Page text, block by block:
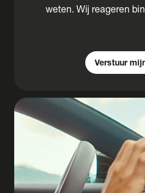
weten. Wij reageren
Verstuur